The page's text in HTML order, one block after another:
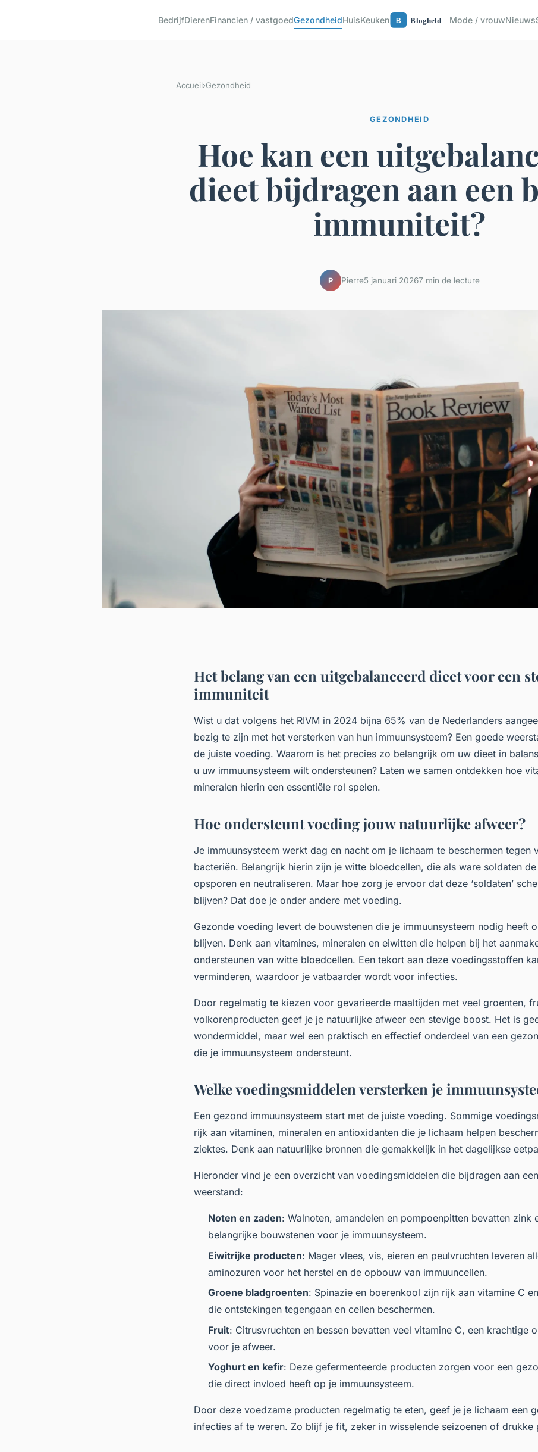
BedrijfDierenFinancien / vastgoedGezondheidHuisKeuken Mode / vrouwNieuws
Accueil›Gezondheid
GEZONDHEID
Hoe kan een
dieet bijdragen aan een
immuniteit?
P Pierre5 januari 20267 min de lecture
Het belang van een uitgebalanceerd dieet voor een
immuniteit
Wist u dat volgens het RIVM in 2024 bijna 65% van de Nederlanders
bezig te zijn met het versterken van hun immuunsysteem? Een goede
de juiste voeding. Waarom is het precies zo belangrijk om uw dieet in
u uw immuunsysteem wilt ondersteunen? Laten we samen ontdekken hoe
mineralen hierin een essentiële rol spelen.
Hoe ondersteunt voeding jouw natuurlijke afweer?
Je immuunsysteem werkt dag en nacht om je lichaam te beschermen tegen
bacteriën. Belangrijk hierin zijn je witte bloedcellen, die als ware soldaten
opsporen en neutraliseren. Maar hoe zorg je ervoor dat deze ‘soldaten’
blijven? Dat doe je onder andere met voeding.
Gezonde voeding levert de bouwstenen die je immuunsysteem nodig heeft
blijven. Denk aan vitamines, mineralen en eiwitten die helpen bij het
ondersteunen van witte bloedcellen. Een tekort aan deze voedingsstoffen
verminderen, waardoor je vatbaarder wordt voor infecties.
Door regelmatig te kiezen voor gevarieerde maaltijden met veel groenten,
volkorenproducten geef je je natuurlijke afweer een stevige boost. Het is
wondermiddel, maar wel een praktisch en effectief onderdeel van een
die je immuunsysteem ondersteunt.
Welke voedingsmiddelen versterken je
Een gezond immuunsysteem start met de juiste voeding. Sommige
rijk aan vitaminen, mineralen en antioxidanten die je lichaam helpen
ziektes. Denk aan natuurlijke bronnen die gemakkelijk in het dagelijkse
Hieronder vind je een overzicht van voedingsmiddelen die bijdragen aan
weerstand:
Noten en zaden: Walnoten, amandelen en pompoenpitten bevatten zink
belangrijke bouwstenen voor je immuunsysteem.
Eiwitrijke producten: Mager vlees, vis, eieren en peulvruchten leveren
aminozuren voor het herstel en de opbouw van immuuncellen.
Groene bladgroenten: Spinazie en boerenkool zijn rijk aan vitamine C
die ontstekingen tegengaan en cellen beschermen.
Fruit: Citrusvruchten en bessen bevatten veel vitamine C, een krachtige
voor je afweer.
Yoghurt en kefir: Deze gefermenteerde producten zorgen voor een
die direct invloed heeft op je immuunsysteem.
Door deze voedzame producten regelmatig te eten, geef je je lichaam een
infecties af te weren. Zo blijf je fit, zeker in wisselende seizoenen of drukke